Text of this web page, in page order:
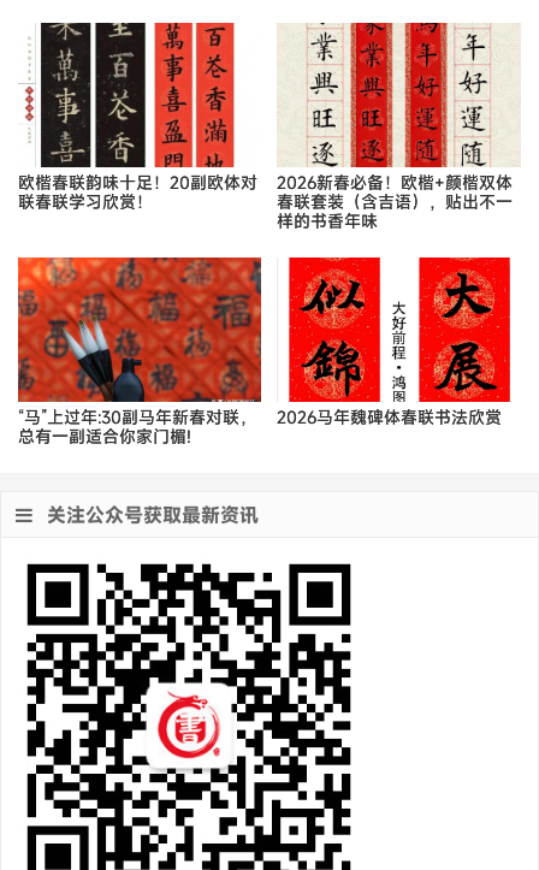
欧楷春联韵味十足！20副欧体对
联春联学习欣赏！
2026新春必备！欧楷+颜楷双体
春联套装（含吉语），贴出不一
样的书香年味
“马”上过年:30副马年新春对联，
总有一副适合你家门楣!
2026马年魏碑体春联书法欣赏
关注公众号获取最新资讯